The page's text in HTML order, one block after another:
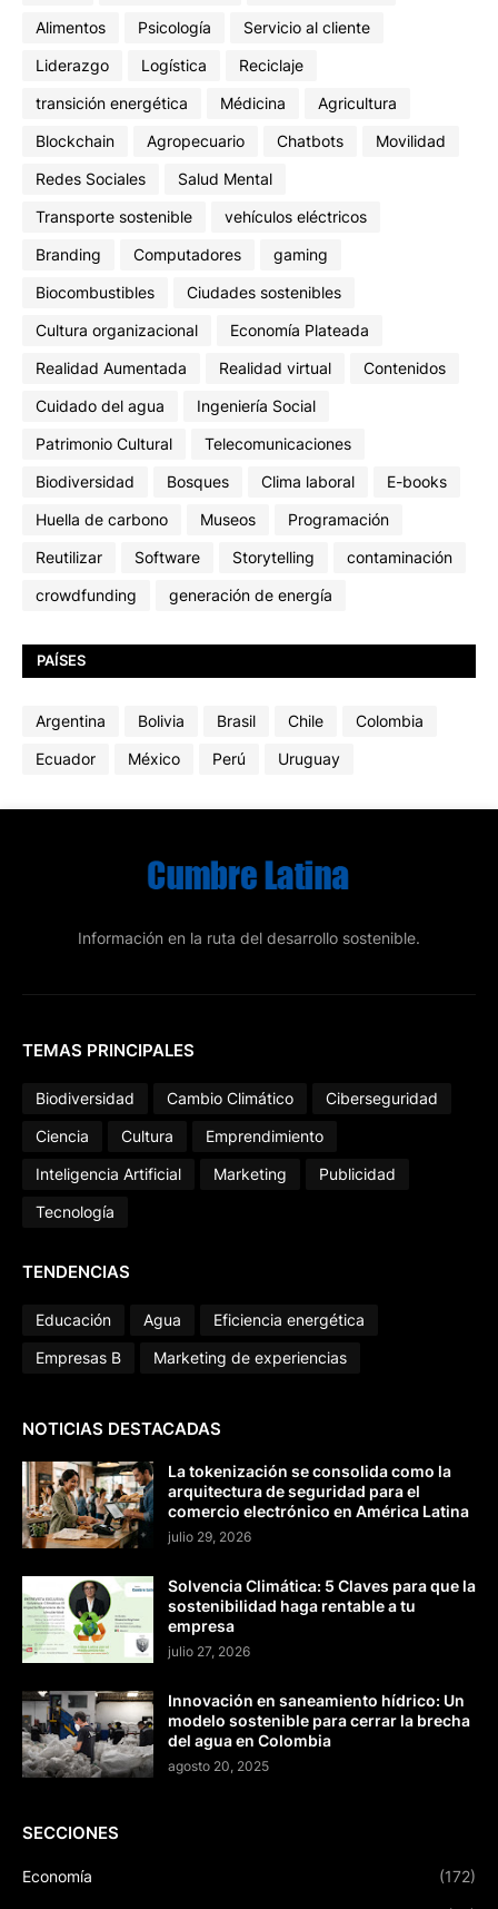
Alimentos
Psicología
Servicio al cliente
Liderazgo
Logística
Reciclaje
transición energética
Médicina
Agricultura
Blockchain
Agropecuario Chatbots
Movilidad
Redes Sociales
Salud Mental
Transporte sostenible
vehículos eléctricos
Branding
Computadores
gaming
Biocombustibles
Ciudades sostenibles
Cultura organizacional
Economía Plateada
Realidad Aumentada
Realidad virtual
Contenidos
Cuidado del agua
Ingeniería Social
Patrimonio Cultural
Telecomunicaciones
Biodiversidad
Bosques Clima laboral
E-books
Huella de carbono
Museos
Programación
Reutilizar
Software Storytelling
contaminación
crowdfunding
generación de energía
PAÍSES
Argentina Bolivia Brasil Chile
Colombia
Ecuador
México Perú Uruguay
Información en la ruta del desarrollo sostenible.
TEMAS PRINCIPALES
Biodiversidad Cambio Climático
Ciberseguridad
Ciencia
Cultura
Emprendimiento
Inteligencia Artificial
Marketing
Publicidad
Tecnología
TENDENCIAS
Educación Agua
Eficiencia energética
Empresas B
Marketing de experiencias
NOTICIAS DESTACADAS
La tokenización se consolida como la
arquitectura de seguridad para el
comercio electrónico en América Latina
julio 29, 2026
Solvencia Climática: 5 Claves para que la
sostenibilidad haga rentable a tu
empresa
julio 27, 2026
Innovación en saneamiento hídrico: Un
modelo sostenible para cerrar la brecha
del agua en Colombia
agosto 20, 2025
SECCIONES
Economía (172)